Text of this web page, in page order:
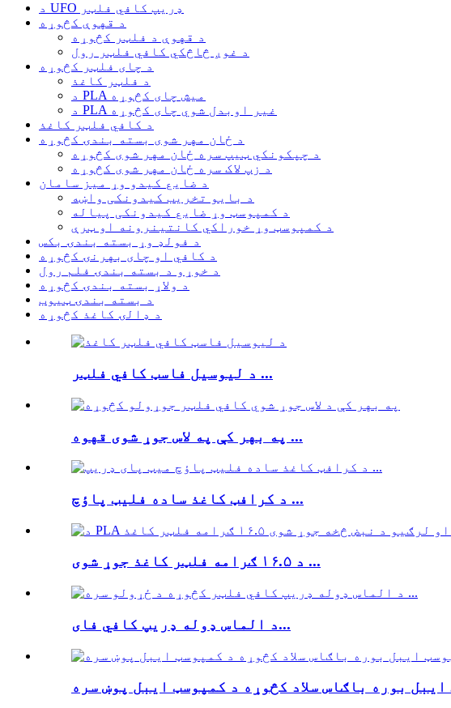
د UFO ډریپ کافي فلټر
د قهوې کڅوړه
د قهوې د فلټر کڅوړه
د غوږ څاڅکي کافي فلټر رول
د چای فلټر کڅوړه
د فلټر کاغذ
د PLA میش چای کڅوړه
د PLA غیر اوبدل شوي چای کڅوړه
د کافي فلټر کاغذ
د ځان مهر شوی بسته بندۍ کڅوړه
د چپکونکي ټیپ سره ځان مهر شوی کڅوړه
د زپ لاک سره ځان مهر شوی کڅوړه
د ضایع کیدو وړ میز سامان
د بایو تخریب کیدونکی واښه
د کمپوسټ وړ ضایع کیدونکی پیاله
د کمپوسټ وړ خوراکي کانتینرونه او ټرې
د فولډ وړ بسته بندۍ بکس
د کافي او چای بهرنۍ کڅوړه
د خوړو د بسته بندۍ فلم رول
د ولاړ بسته بندۍ کڅوړه
د بسته بندۍ ټیوب
د ډالۍ کاغذ کڅوړه
د لیوسیل فاسټ کافي فلټر ...
په بهر کې په لاس جوړ شوی قهوه ...
د کرافټ کاغذ ساده فلیټ پاؤچ ...
د ۱۶.۵ ګرامه فلټر کاغذ جوړ شوی ...
د الماس ډوله ډریپ کافي فای...
بوره باګاس سلاد کڅوړه د کمپوسټ ایبل پوښ سره